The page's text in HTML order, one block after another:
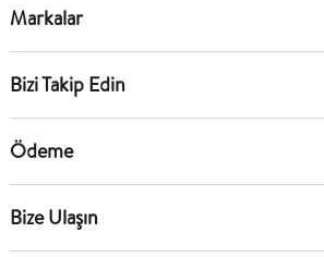
Markalar
Bizi Takip Edin
Ödeme
Bize Ulaşın